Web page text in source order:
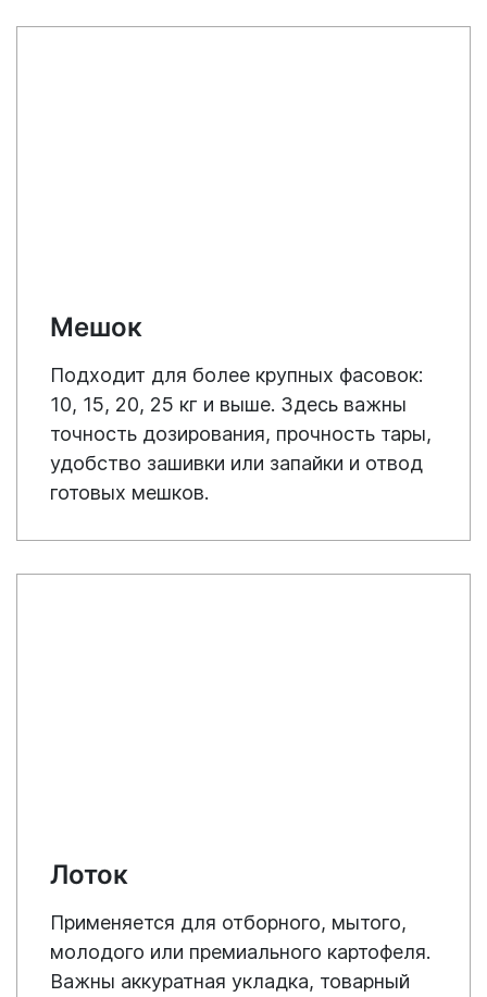
Мешок
Подходит для более крупных фасовок:
10, 15, 20, 25 кг и выше. Здесь важны
точность дозирования, прочность тары,
удобство зашивки или запайки и отвод
готовых мешков.
Лоток
Применяется для отборного, мытого,
молодого или премиального картофеля.
Важны аккуратная укладка, товарный